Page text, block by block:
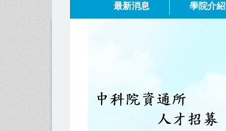
最新消息 學院介紹